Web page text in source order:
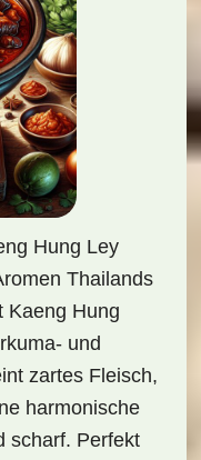
Hung Ley
Thailands
Kaeng Hung
und
zartes Fleisch,
harmonische
scharf. Perfekt